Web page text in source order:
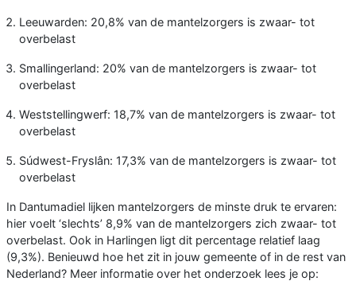
Leeuwarden: 20,8% van de mantelzorgers is zwaar- tot
overbelast
Smallingerland: 20% van de mantelzorgers is zwaar- tot
overbelast
Weststellingwerf: 18,7% van de mantelzorgers is zwaar- tot
overbelast
Súdwest-Fryslân: 17,3% van de mantelzorgers is zwaar- tot
overbelast
In Dantumadiel lijken mantelzorgers de minste druk te ervaren:
hier voelt ‘slechts’ 8,9% van de mantelzorgers zich zwaar- tot
overbelast. Ook in Harlingen ligt dit percentage relatief laag
(9,3%). Benieuwd hoe het zit in jouw gemeente of in de rest van
Nederland? Meer informatie over het onderzoek lees je op: